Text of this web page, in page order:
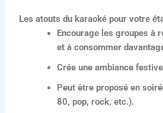
Les atouts du karaoké pour votre
Encourage les groupes à
et à consommer
Crée une ambiance
Peut être proposé en
80, pop, rock, etc.).